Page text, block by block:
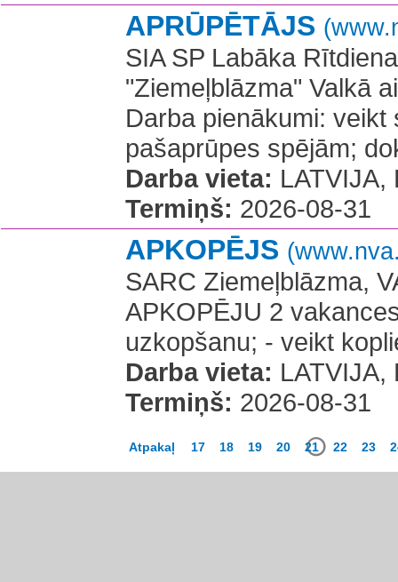
APRŪPĒTĀJS
SIA SP Labāka
"Ziemeļblāzma" Valkā
Darba pienākumi:
pašaprūpes spējām;
Darba vieta: LATVIJA,
Termiņš: 2026-08-31
APKOPĒJS
SARC Ziemeļblāzma,
APKOPĒJU 2
uzkopšanu; - veikt
Darba vieta: LATVIJA,
Termiņš: 2026-08-31
Atpakaļ 17 18 19 20 21 22 23